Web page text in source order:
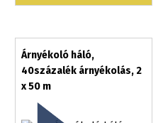
Árnyékoló háló,
40százalék árnyékolás, 2
x 50 m